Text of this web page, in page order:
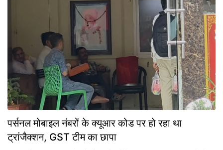
पर्सनल मोबाइल नंबरों के क्यूआर कोड पर हो रहा था
ट्रांजैक्शन, GST टीम का छापा